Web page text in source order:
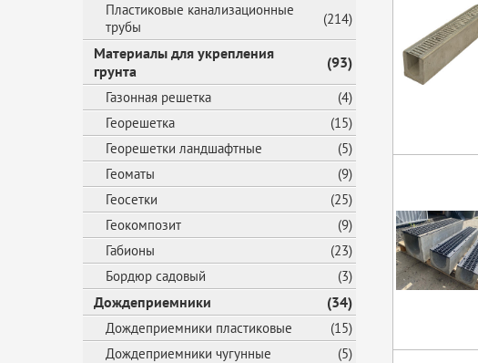
Пластиковые канализационные
трубы
(214)
Материалы для укрепления
грунта
(93)
Газонная решетка
(4)
Георешетка
(15)
Георешетки ландшафтные
(5)
Геоматы
(9)
Геосетки
(25)
Геокомпозит
(9)
Габионы
(23)
Бордюр садовый
(3)
Дождеприемники (34)
Дождеприемники пластиковые
(15)
Дождеприемники чугунные
(5)